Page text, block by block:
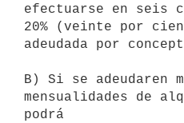
efectuarse en seis
20% (veinte por
adeudada por
B) Si se adeudaren
mensualidades de
podrá